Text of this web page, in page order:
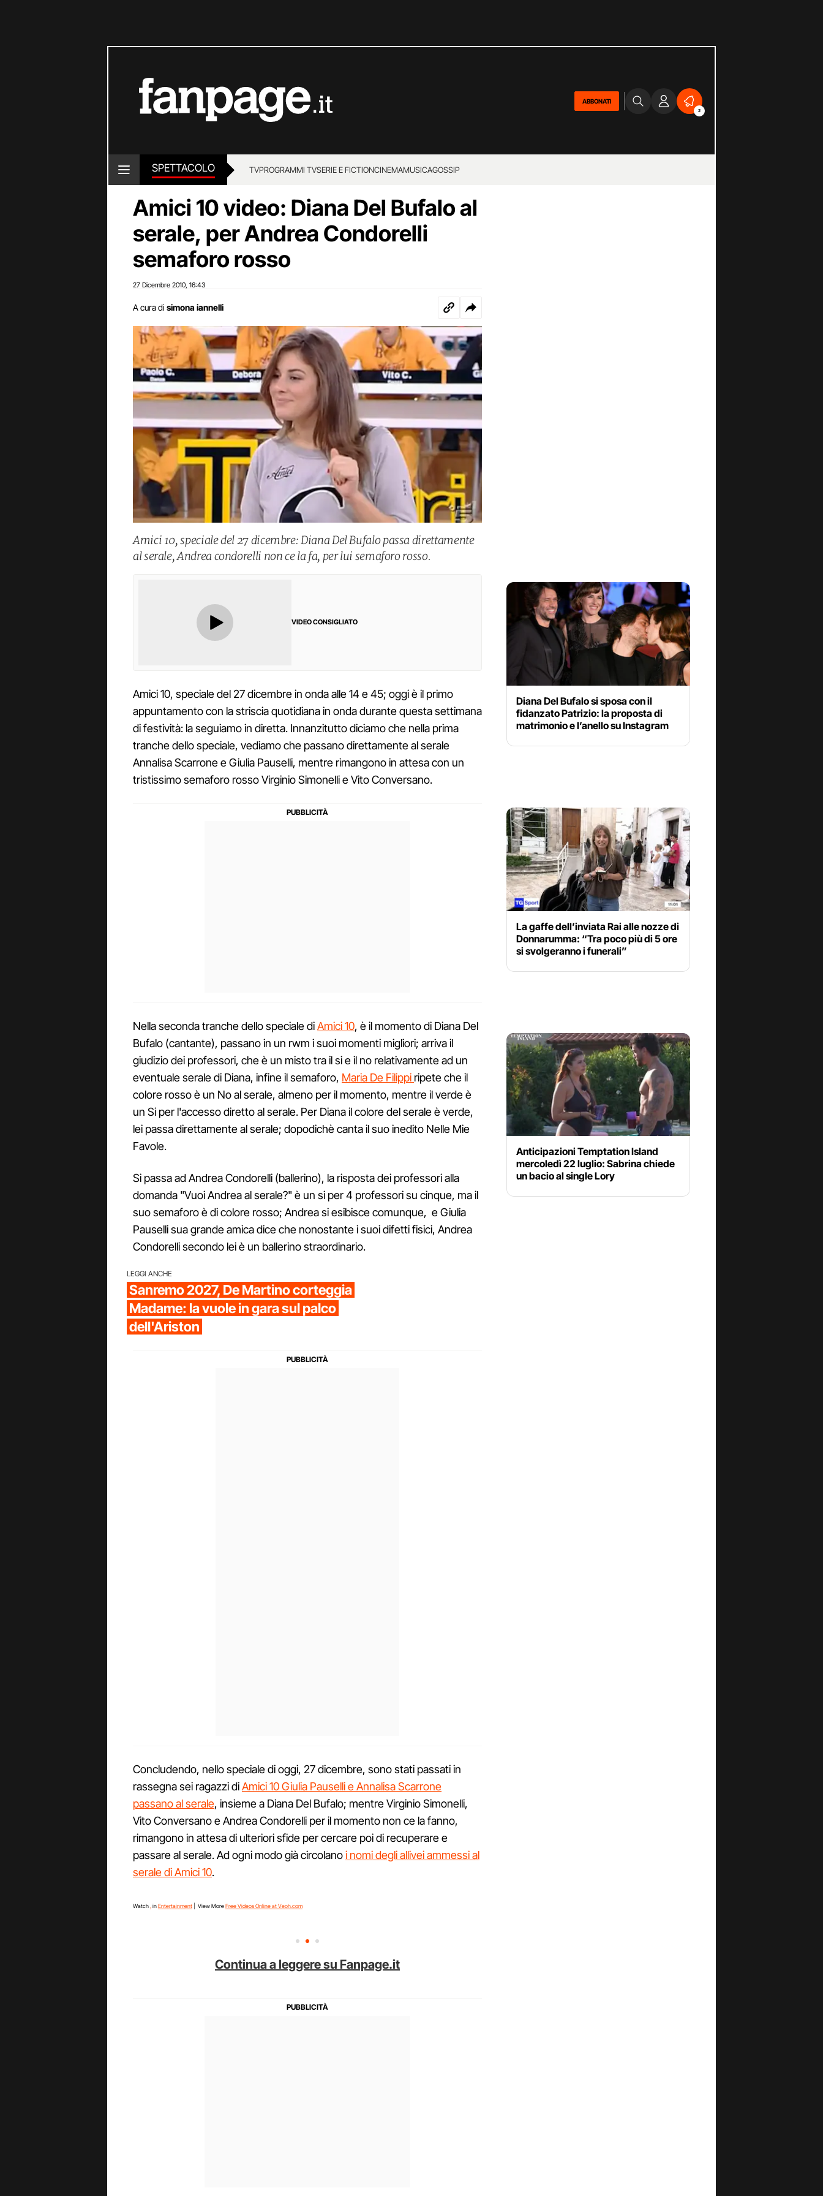
ABBONATI
2
SPETTACOLO TVPROGRAMMI TVSERIE E FICTIONCINEMAMUSICAGOSSIP
Amici 10 video: Diana Del Bufalo al
serale, per Andrea Condorelli
semaforo rosso
27 Dicembre 2010 16:43
A cura di simona iannelli
Amici 10, speciale del 27 dicembre: Diana Del Bufalo passa direttamente
al serale, Andrea condorelli non ce la fa, per lui semaforo rosso.
VIDEO CONSIGLIATO
Amici 10, speciale del 27 dicembre in onda alle 14 e 45; oggi è il primo
appuntamento con la striscia quotidiana in onda durante questa settimana
di festività: la seguiamo in diretta. Innanzitutto diciamo che nella prima
tranche dello speciale, vediamo che passano direttamente al serale
Annalisa Scarrone e Giulia Pauselli, mentre rimangono in attesa con un
tristissimo semaforo rosso Virginio Simonelli e Vito Conversano.
Nella seconda tranche dello speciale diAmici 10, è il momento di Diana Del
Bufalo (cantante), passano in un rwm i suoi momenti migliori; arriva il
giudizio dei professori, che è un misto tra il si e il no relativamente ad un
eventuale serale di Diana, infine il semaforo, Maria De Filippi ripete che il
colore rosso è un No al serale, almeno per il momento, mentre il verde è
un Si per l'accesso diretto al serale. Per Diana il colore del serale è verde,
lei passa direttamente al serale; dopodichè canta il suo inedito Nelle Mie
Favole.
Si passa ad Andrea Condorelli (ballerino), la risposta dei professori alla
domanda "Vuoi Andrea al serale?" è un si per 4 professori su cinque, ma il
suo semaforo è di colore rosso; Andrea si esibisce comunque, e Giulia
Pauselli sua grande amica dice che nonostante i suoi difetti fisici, Andrea
Condorelli secondo lei è un ballerino straordinario.
LEGGI ANCHE
Sanremo 2027, De Martino corteggia
Madame: la vuole in gara sul palco
dell'Ariston
Concludendo, nello speciale di oggi, 27 dicembre, sono stati passati in
rassegna sei ragazzi diAmici 10 Giulia Pauselli e Annalisa Scarrone
passano al serale, insieme a Diana Del Bufalo; mentre Virginio Simonelli,
Vito Conversano e Andrea Condorelli per il momento non ce la fanno,
rimangono in attesa di ulteriori sfide per cercare poi di recuperare e
passare al serale. Ad ogni modo già circolanoi nomi degli allivei ammessi al
serale di Amici 10.
Watch.inEntertainment | View MoreFree Videos Online at Veoh.com
Continua a leggere su Fanpage.it
Diana Del Bufalo si sposa con il
fidanzato Patrizio: la proposta di
matrimonio e l’anello su Instagram
La gaffe dell’inviata Rai alle nozze di
Donnarumma: “Tra poco più di 5 ore
si svolgeranno i funerali”
Anticipazioni Temptation Island
mercoledì 22 luglio: Sabrina chiede
un bacio al single Lory